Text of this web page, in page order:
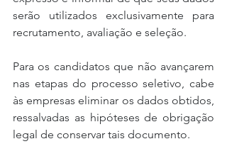
serão utilizados exclusivamente para
recrutamento, avaliação e seleção.
Para os candidatos que não avançarem
nas etapas do processo seletivo, cabe
às empresas eliminar os dados obtidos,
ressalvadas as hipóteses de obrigação
legal de conservar tais documento.